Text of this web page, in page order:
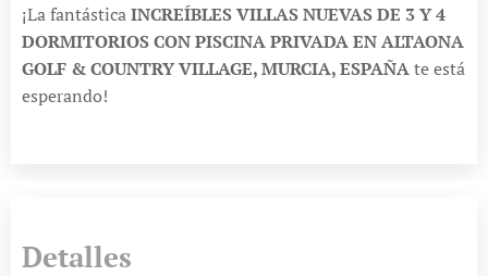
¡La fantásticaINCREÍBLES VILLAS NUEVAS DE 3 Y 4
DORMITORIOS CON PISCINA PRIVADA EN ALTAONA
GOLF & COUNTRY VILLAGE, MURCIA, ESPAÑAte está
esperando!
Detalles